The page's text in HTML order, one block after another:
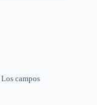
Los campos